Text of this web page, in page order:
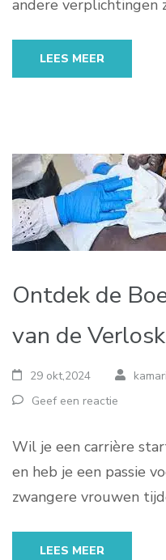
andere verplichtingen
LEES MEER
Ontdek de
van de
29 okt,2024
Geef een reactie
Wil je een carrière
en heb je een passie
zwangere vrouwen
LEES MEER